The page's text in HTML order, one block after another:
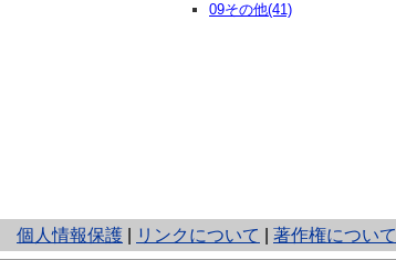
09その他(41)
個人情報保護
と
り
リンクについて 著作権について